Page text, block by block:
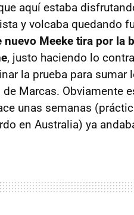
aquí estaba
y volcaba quedando
nuevo Meeke tira por la
, justo haciendo lo
la prueba para
Marcas. Obviamente
unas semanas
en Australia) ya